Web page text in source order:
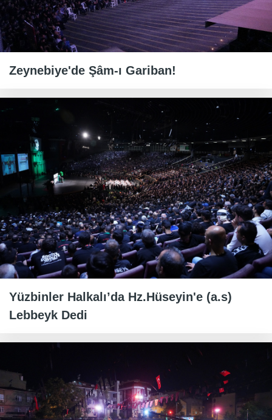
Zeynebiye'de Şâm-ı Gariban!
Yüzbinler Halkalı’da Hz.Hüseyin'e (a.s)
Lebbeyk Dedi